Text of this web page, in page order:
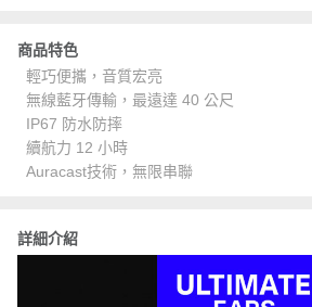
商品特色
輕巧便攜，音質宏亮
無線藍牙傳輸，最遠達 40 公尺
IP67 防水防摔
續航力 12 小時
Auracast技術，無限串聯
詳細介紹